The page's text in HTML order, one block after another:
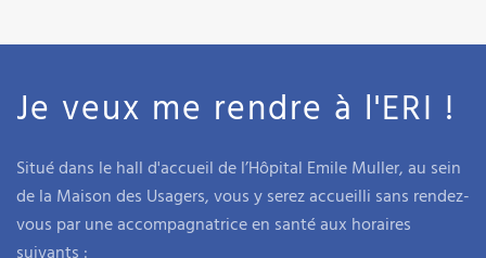
Je veux me rendre à l'ERI !
Situé dans le hall d'accueil de l’Hôpital Emile Muller, au sein
de la Maison des Usagers, vous y serez accueilli sans rendez-
vous par une accompagnatrice en santé aux horaires
suivants :